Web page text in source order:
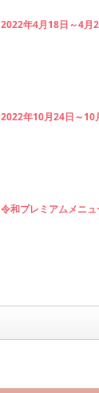
2022年4月18日～4月
2022年10月24日～10
令和プレミアムメニ